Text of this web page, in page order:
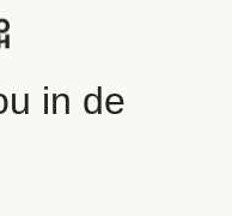
in de